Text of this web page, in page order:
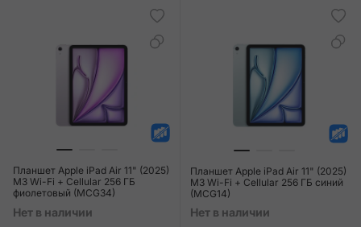
Планшет Apple iPad Air 11" (2025)
M3 Wi-Fi + Cellular 256 ГБ
фиолетовый (MCG34)
Нет в наличии
Планшет Apple iPad Air 11" (2025)
M3 Wi-Fi + Cellular 256 ГБ синий
(MCG14)
Нет в наличии